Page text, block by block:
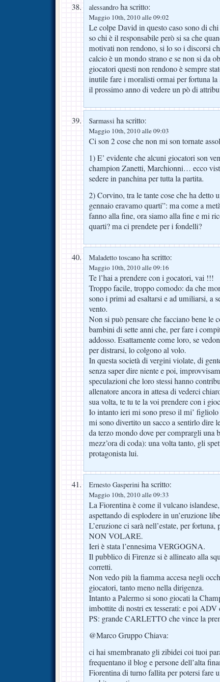
alessandro ha scritto:
Maggio 10th, 2010 alle 09:02
Le colpe David in questo caso sono di
so chi è il responsabile però si sa che
motivati non rendono, si lo so i discorsi
calcio è un mondo strano e se non si da
giocatori questi non rendono è sempre
inutile fare i moralisti ormai per fortuna la
il prossimo anno di vedere un pò di
Sarmassi ha scritto:
Maggio 10th, 2010 alle 09:03
Ci son 2 cose che non mi son tornate
1) E’ evidente che alcuni giocatori son
champion Zanetti, Marchionni… ecco
sedere in panchina per tutta la partita.
2) Corvino, tra le tante cose che ha detto
gennaio eravamo quarti”: ma come a
fanno alla fine, ora siamo alla fine e mi
quarti? ma ci prendete per i fondelli?
Maladetto toscano ha scritto:
Maggio 10th, 2010 alle 09:16
Te l’hai a prendere con i gocatori, vai !!!
Troppo facile, troppo comodo: da che
sono i primi ad esaltarsi e ad umiliarsi, a
vento.
Non si può pensare che facciano bene le
bambini di sette anni che, per fare i
addosso. Esattamente come loro, se
per distrarsi, lo colgono al volo.
In questa società di vergini violate, di
senza saper dire niente e poi,
speculazioni che loro stessi hanno
allenatore ancora in attesa di vederci
sua volta, te tu te la voi prendere con i
Io intanto ieri mi sono preso il mi’ figliolo
mi sono divertito un sacco a sentirlo dire
da terzo mondo dove per comprargli una
mezz’ora di coda): una volta tanto, gli
protagonista lui.
Ernesto Gasperini ha scritto:
Maggio 10th, 2010 alle 09:33
La Fiorentina è come il vulcano
aspettando di esplodere in un’eruzione
L’eruzione ci sarà nell’estate, per
NON VOLARE.
Ieri è stata l’ennesima VERGOGNA.
Il pubblico di Firenze si è allineato alla
corretti.
Non vedo più la fiamma accesa negli
giocatori, tanto meno nella dirigenza.
Intanto a Palermo si sono giocati la
imbottite di nostri ex tesserati: e poi
PS: grande CARLETTO che vince la
@Marco Gruppo Chiava:
ci hai smembranato gli zibidei coi tuoi
frequentano il blog e persone dell’alta
Fiorentina di turno fallita per potersi fare